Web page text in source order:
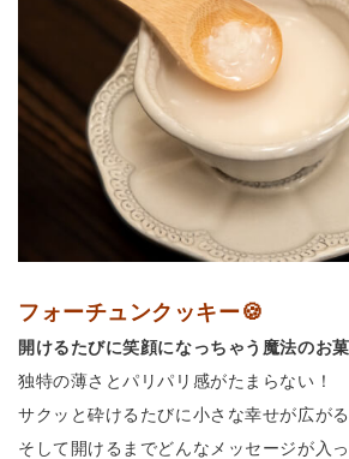
フォーチュンクッキー🍪
開けるたびに笑顔になっちゃう魔法のお菓
独特の薄さとパリパリ感がたまらない！
サクッと砕けるたびに小さな幸せが広が
そして開けるまでどんなメッセージが入